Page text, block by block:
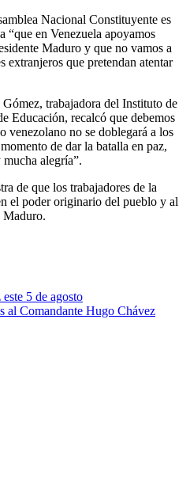
Nacional Constituyente es
“que en Venezuela apoyamos
Maduro y que no vamos a
extranjeros que pretendan atentar
trabajadora del Instituto de
Educación, recalcó que debemos
venezolano no se doblegará a los
de dar la batalla en paz,
alegría”.
de que los trabajadores de la
el poder originario del pueblo y al
Maduro.
5 de agosto
al Comandante Hugo Chávez